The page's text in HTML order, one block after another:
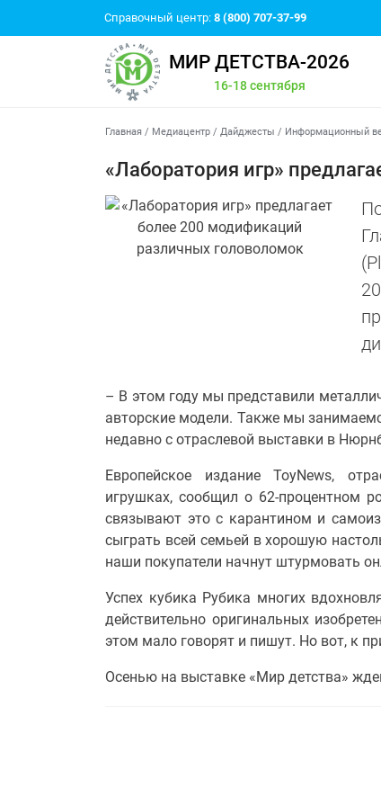
Справочный центр: 8 (800) 707-37-99
МИР ДЕТСТВА-2026
16-18 сентября
Главная / Медиацентр / Дайджесты / Информационный
«Лаборатория игр»
– В этом году мы представили
авторские модели. Также мы
недавно с отраслевой выставки в
Европейское издание ToyNews,
игрушках, сообщил о 62-процентном
связывают это с карантином и
сыграть всей семьей в хорошую
наши покупатели начнут штурмовать
Успех кубика Рубика многих
действительно оригинальных
этом мало говорят и пишут. Но вот, к
Осенью на выставке «Мир детства»